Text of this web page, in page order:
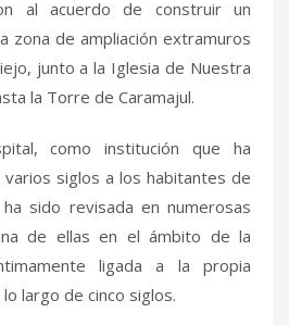
al acuerdo de construir un
zona de ampliación extramuros
junto a la Iglesia de Nuestra
la Torre de Caramajul.
como institución que ha
siglos a los habitantes de
sido revisada en numerosas
de ellas en el ámbito de la
ligada a la propia
largo de cinco siglos.